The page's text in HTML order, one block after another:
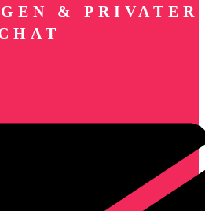
& PRIVATER